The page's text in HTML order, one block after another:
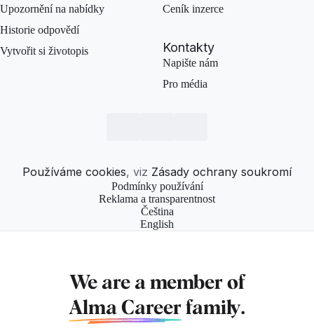
Upozornění na nabídky
Historie odpovědí
Vytvořit si životopis
Ceník inzerce
Kontakty
Napište nám
Pro média
Používáme cookies, viz Zásady ochrany soukromí
Podmínky používání
Reklama a transparentnost
Čeština
English
We are a member of
Alma Career family.